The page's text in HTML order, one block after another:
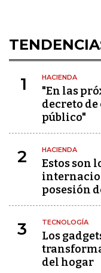
1 HACIENDA
"En las
decreto
público"
2 HACIENDA
Estos son
posesión
3 TECNOLOGÍA
Los
del hogar